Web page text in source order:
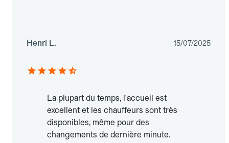
Henri L. 15/07/2025
La plupart du temps, l'accueil est
excellent et les chauffeurs sont très
disponibles, même pour des
changements de dernière minute.